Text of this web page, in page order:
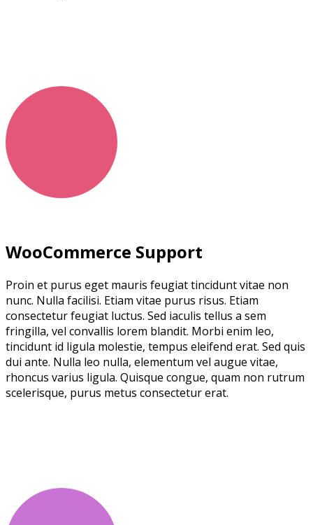
WooCommerce Support
Proin et purus eget mauris feugiat tincidunt vitae non
nunc. Nulla facilisi. Etiam vitae purus risus. Etiam
consectetur feugiat luctus. Sed iaculis tellus a sem
fringilla, vel convallis lorem blandit. Morbi enim leo,
tincidunt id ligula molestie, tempus eleifend erat. Sed quis
dui ante. Nulla leo nulla, elementum vel augue vitae,
rhoncus varius ligula. Quisque congue, quam non rutrum
scelerisque, purus metus consectetur erat.